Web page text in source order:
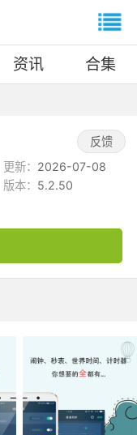
资讯 合集
反馈
更新： 2026-07-08
版本： 5.2.50